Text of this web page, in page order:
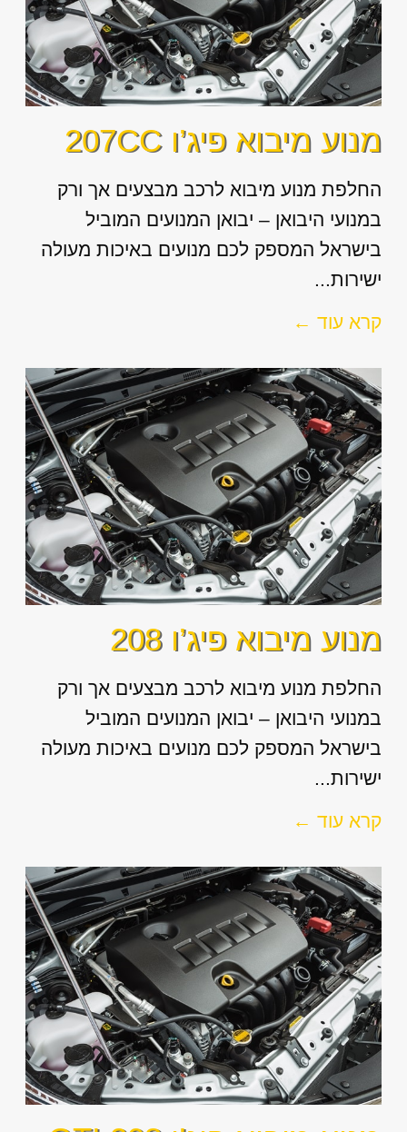
מנוע מיבוא פיג’ו 207CC
החלפת מנוע מיבוא לרכב מבצעים אך ורק
במנועי היבואן – יבואן המנועים המוביל
בישראל המספק לכם מנועים באיכות מעולה
ישירות...
קרא עוד ←
מנוע מיבוא פיג’ו 208
החלפת מנוע מיבוא לרכב מבצעים אך ורק
במנועי היבואן – יבואן המנועים המוביל
בישראל המספק לכם מנועים באיכות מעולה
ישירות...
קרא עוד ←